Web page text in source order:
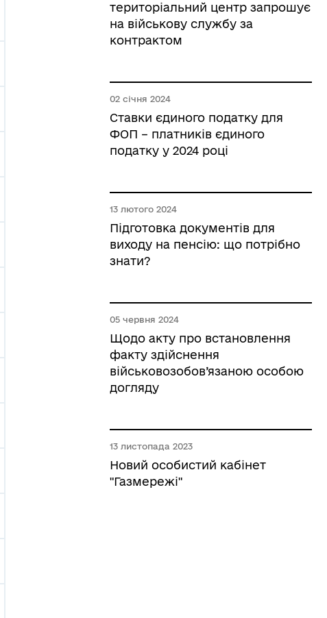
територіальний центр запрошує
на військову службу за
контрактом
02 січня 2024
Ставки єдиного податку для
ФОП – платників єдиного
податку у 2024 році
13 лютого 2024
Підготовка документів для
виходу на пенсію: що потрібно
знати?
05 червня 2024
Щодо акту про встановлення
факту здійснення
військовозобов’язаною особою
догляду
13 листопада 2023
Новий особистий кабінет
"Газмережі"